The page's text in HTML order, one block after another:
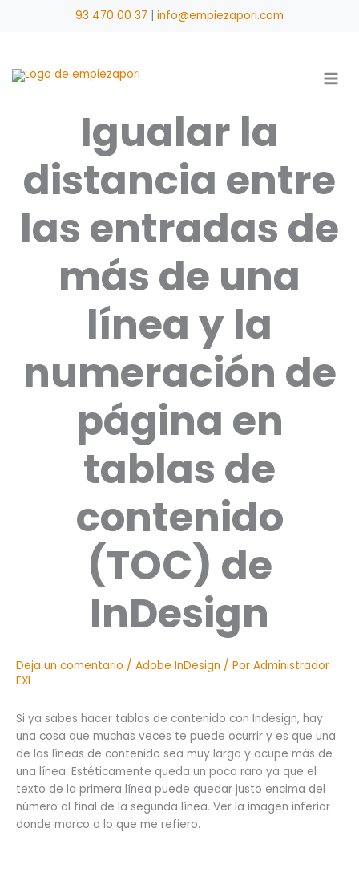
93 470 00 37 | info@empiezapori.com
Igualar la
distancia entre
las entradas de
más de una
línea y la
numeración de
página en
tablas de
contenido
(TOC) de
InDesign
Deja un comentario / Adobe InDesign / Por Administrador
EXI
Si ya sabes hacer tablas de contenido con Indesign, hay
una cosa que muchas veces te puede ocurrir y es que una
de las líneas de contenido sea muy larga y ocupe más de
una línea. Estéticamente queda un poco raro ya que el
texto de la primera línea puede quedar justo encima del
número al final de la segunda línea. Ver la imagen inferior
donde marco a lo que me refiero.